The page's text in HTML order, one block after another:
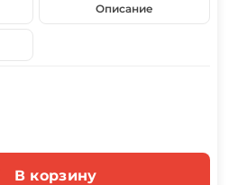
Описание
В корзину